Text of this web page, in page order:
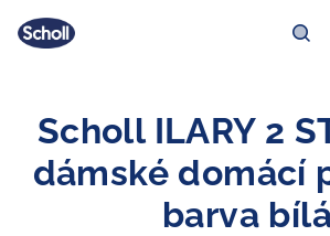
obsah
Scholl ILARY 2
dámské domácí
barva